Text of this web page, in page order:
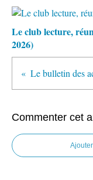
Le club lecture,
2026)
Commenter cet